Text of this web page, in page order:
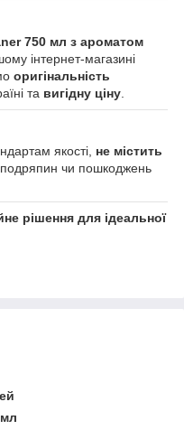
750 мл з ароматом
інтернет-магазині
оригінальність
та вигідну ціну
якості, не містить
чи пошкоджень
рішення для ідеальної